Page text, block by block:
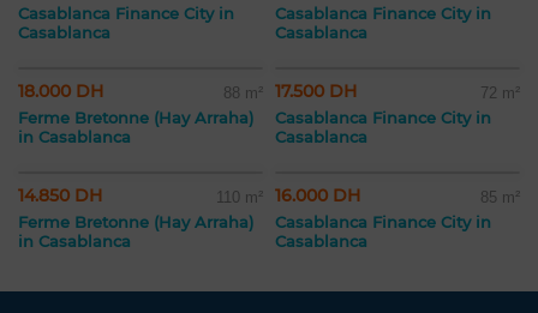
Casablanca Finance City in
Casablanca
Casablanca Finance City in
Casablanca
18.000 DH 88 m²
Ferme Bretonne (Hay Arraha)
in Casablanca
17.500 DH 72 m²
Casablanca Finance City in
Casablanca
14.850 DH 110 m²
Ferme Bretonne (Hay Arraha)
in Casablanca
16.000 DH 85 m²
Casablanca Finance City in
Casablanca